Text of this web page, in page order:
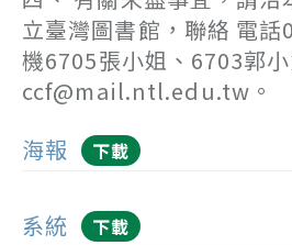
立臺灣圖書館，聯絡 電
機6705張小姐、6703郭
ccf@mail.ntl.edu.tw。
海報
下載
系統 下載